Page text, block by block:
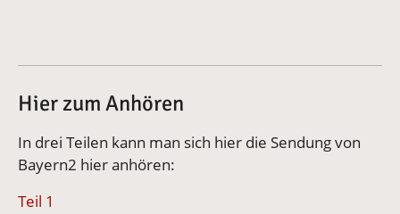
Hier zum Anhören
In drei Teilen kann man sich hier die Sendung von
Bayern2 hier anhören:
Teil 1